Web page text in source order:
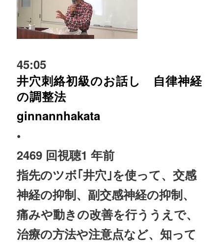
45:05
井穴刺絡初級のお話し 自律神経
の調整法
ginnannhakata
•
2469 回視聴1 年前
指先のツボ｢井穴｣を使って、交感
神経の抑制、副交感神経の抑制、
痛みや動きの改善を行ううえで、
治療の方法や注意点など、知って